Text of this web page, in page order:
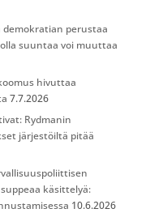
perustaa
suuntaa voi muuttaa
hivuttaa
7.7.2026
Rydmanin
järjestöiltä pitää
käsittelyä:
10.6.2026